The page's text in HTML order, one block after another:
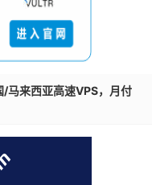
来西亚高速VPS，月付